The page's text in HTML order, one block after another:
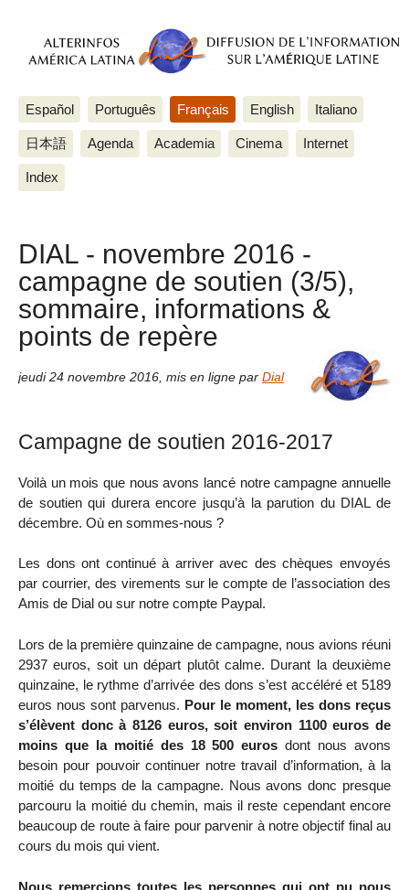
Español Português Français English Italiano
日本語 Agenda Academia Cinema Internet
Index
DIAL - novembre 2016 -
campagne de soutien (3/5),
sommaire, informations &
points de repère
jeudi 24 novembre 2016 mis en ligne par Dial
Campagne de soutien 2016-2017
Voilà un mois que nous avons lancé notre campagne annuelle
de soutien qui durera encore jusqu’à la parution du DIAL de
décembre. Où en sommes-nous ?
Les dons ont continué à arriver avec des chèques envoyés
par courrier, des virements sur le compte de l’association des
Amis de Dial ou sur notre compte Paypal.
Lors de la première quinzaine de campagne, nous avions réuni
2937 euros, soit un départ plutôt calme. Durant la deuxième
quinzaine, le rythme d’arrivée des dons s’est accéléré et 5189
euros nous sont parvenus. Pour le moment, les dons reçus
s’élèvent donc à 8126 euros, soit environ 1100 euros de
moins que la moitié des 18 500 euros dont nous avons
besoin pour pouvoir continuer notre travail d’information, à la
moitié du temps de la campagne. Nous avons donc presque
parcouru la moitié du chemin, mais il reste cependant encore
beaucoup de route à faire pour parvenir à notre objectif final au
cours du mois qui vient.
Nous remercions toutes les personnes qui ont pu nous